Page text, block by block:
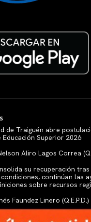
de Traiguén abre
Educación Superior 2026
Aliro Lagos Correa
su recuperación
continúan las
sobre recursos
Faundez Linero (Q.E.P.D.)